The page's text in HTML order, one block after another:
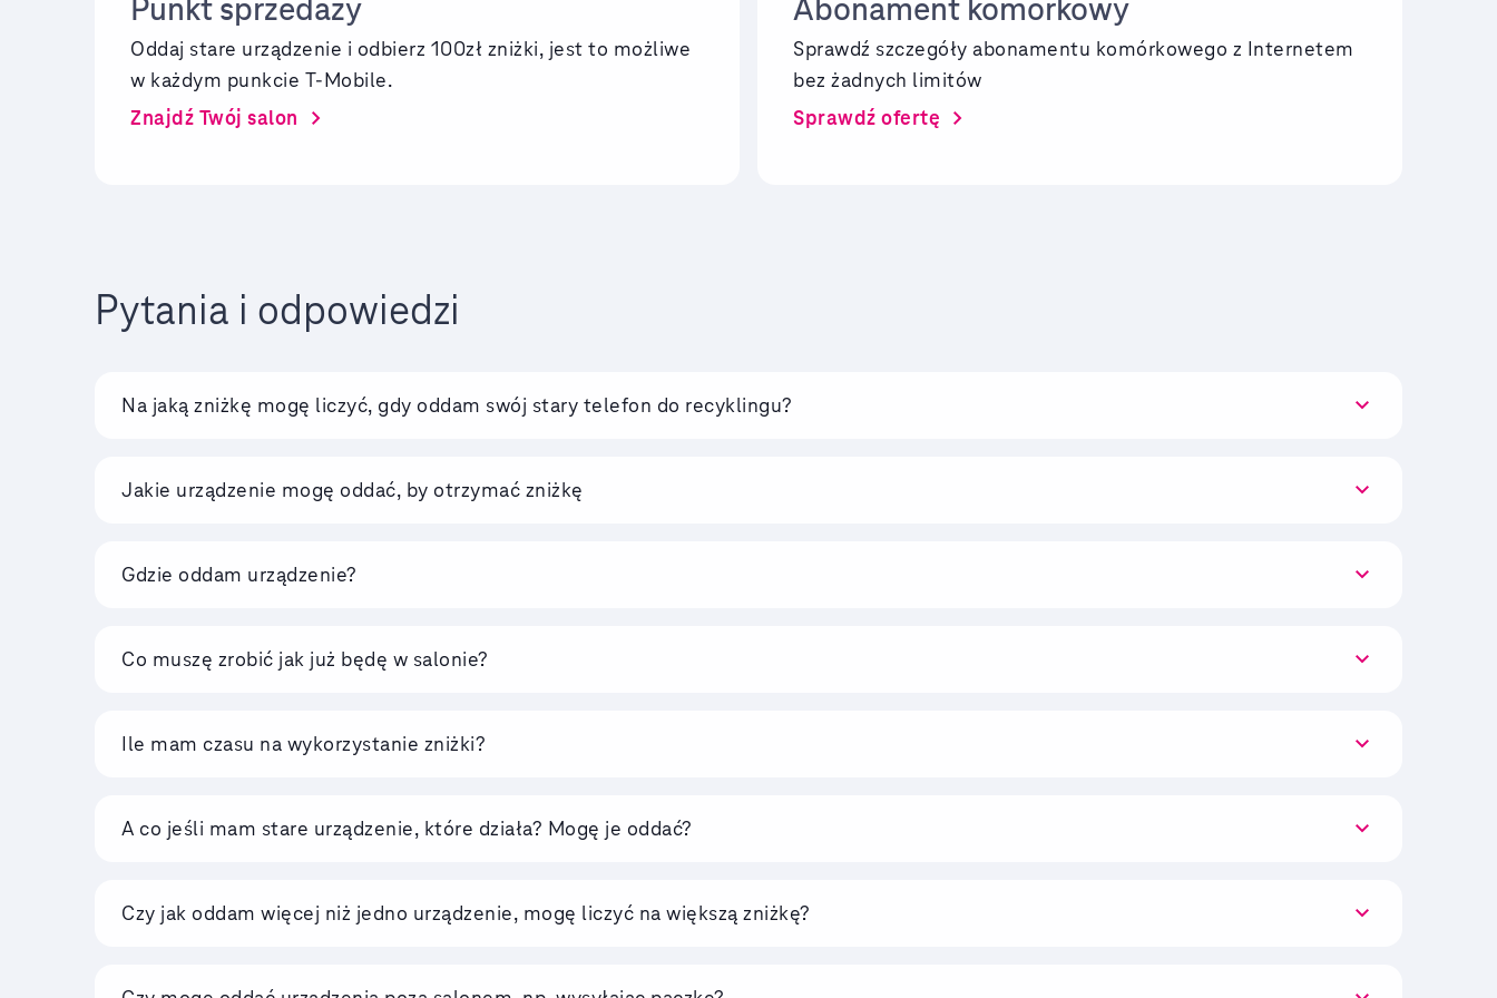
Punkt sprzedaży
Oddaj stare urządzenie i odbierz 100zł zniżki, jest to możliwe
w każdym punkcie T-Mobile.
Znajdź Twój salon
chevron_right
Abonament komórkowy
Sprawdź szczegóły abonamentu komórkowego z Internetem
bez żadnych limitów
Sprawdź ofertę chevron_right
Pytania i odpowiedzi
Na jaką zniżkę mogę liczyć, gdy oddam swój stary telefon do recyklingu?
Jakie urządzenie mogę oddać, by otrzymać zniżkę
Gdzie oddam urządzenie?
Co muszę zrobić jak już będę w salonie?
Ile mam czasu na wykorzystanie zniżki?
A co jeśli mam stare urządzenie, które działa? Mogę je oddać?
Czy jak oddam więcej niż jedno urządzenie, mogę liczyć na większą zniżkę?